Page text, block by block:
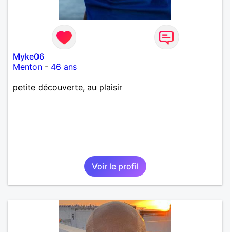
Myke06
Menton - 46 ans
petite découverte, au plaisir
Voir le profil